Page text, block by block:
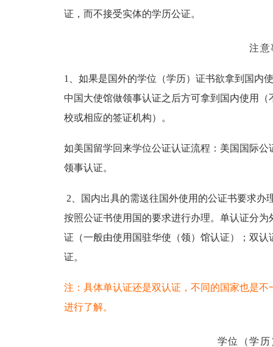
证，而不接受实体的学历公证。
注意
1、如果是国外的学位（学历）证书欲拿到国内
中国大使馆做领事认证之后方可拿到国内使用
校或相应的签证机构）。
如美国留学回来学位公证认证流程：美国国际
领事认证。
2、国内出具的需送往国外使用的公证书要求
按照公证书使用国的要求进行办理。单认证分
证（一般由使用国驻华使（领）馆认证）；双
证。
注：具体单认证还是双认证，不同的国家也是
进行了解。
学位（学